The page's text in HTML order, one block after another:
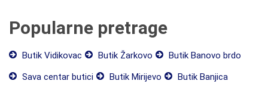
Popularne pretrage
Butik Vidikovac Butik Žarkovo
Butik Banovo brdo
Sava centar butici
Butik Mirijevo
Butik Banjica